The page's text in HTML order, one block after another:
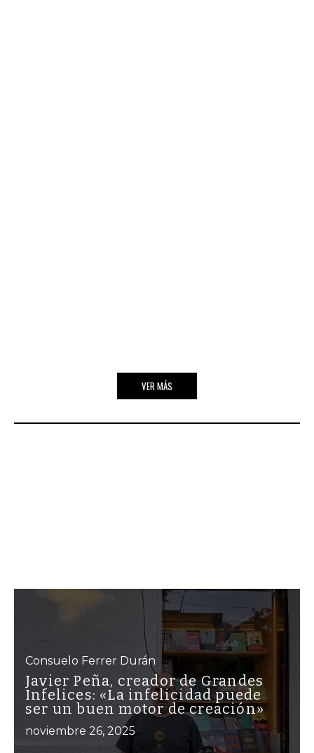
VER MÁS
Consuelo Ferrer Durán
Javier Peña, creador de Grandes
Infelices: «La infelicidad puede
ser un buen motor de creación»
noviembre 26, 2025